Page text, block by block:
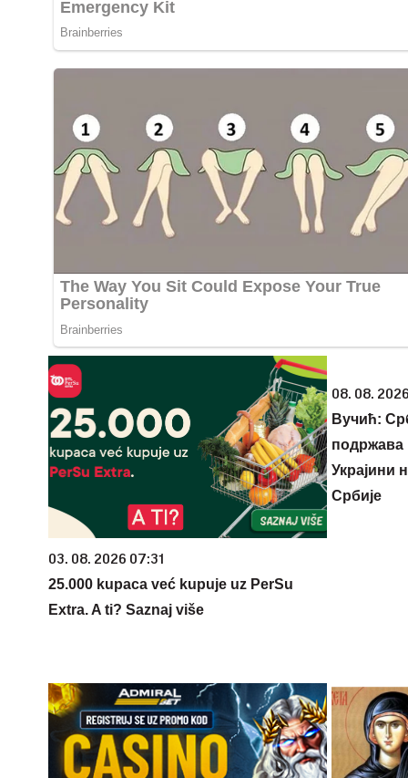
03. 08. 2026 07:31
25.000 kupaca već kupuje uz PerSu
Extra. A ti? Saznaj više
08. 08.
Вучић:
Украјини
Србије